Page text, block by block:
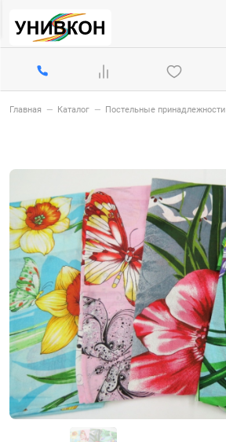
Главная — Каталог — Постельные принадлежности